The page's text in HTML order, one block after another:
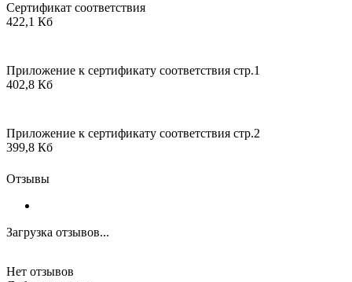
Сертификат соответствия
422,1 Кб
Приложение к сертификату соответствия стр.1
402,8 Кб
Приложение к сертификату соответствия стр.2
399,8 Кб
Отзывы
Загрузка отзывов...
Нет отзывов